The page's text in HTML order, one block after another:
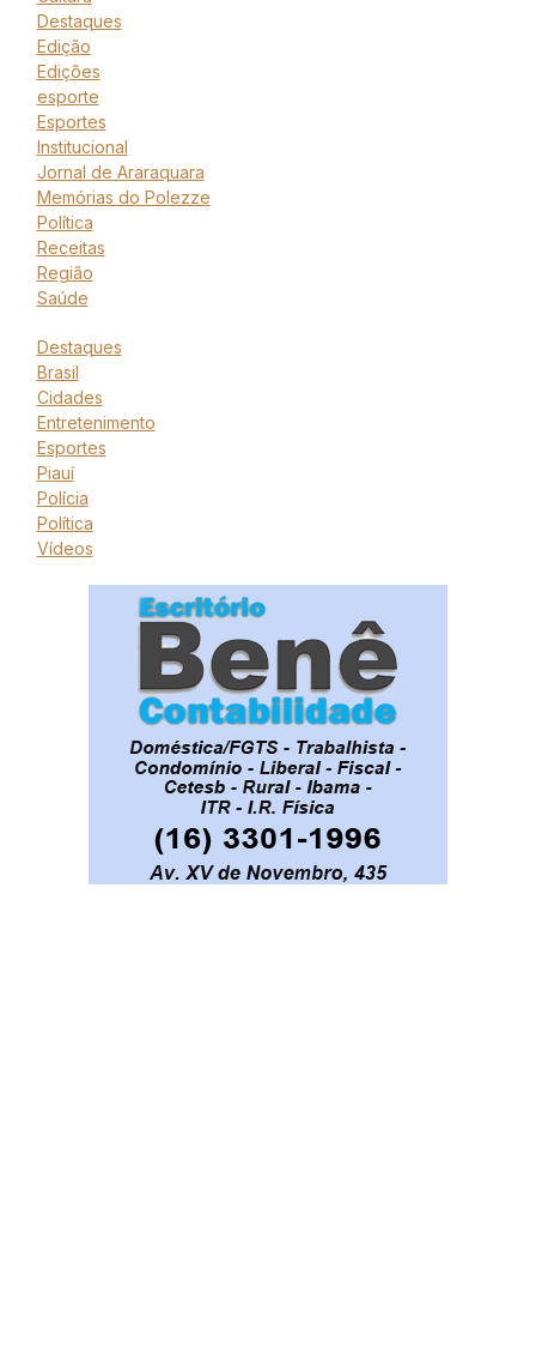
Destaques
Edição
Edições
esporte
Esportes
Institucional
Jornal de Araraquara
Memórias do Polezze
Política
Receitas
Região
Saúde
Destaques
Brasil
Cidades
Entretenimento
Esportes
Piauí
Polícia
Política
Vídeos